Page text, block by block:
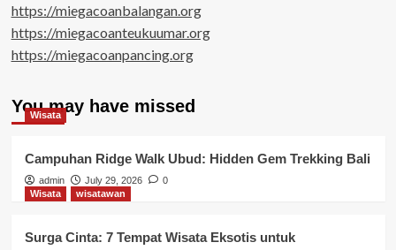
https://miegacoanbalangan.org
https://miegacoanteukuumar.org
https://miegacoanpancing.org
You may have missed
Wisata
Campuhan Ridge Walk Ubud: Hidden Gem Trekking Bali
admin July 29, 2026
0
Wisata
wisatawan
Surga Cinta: 7 Tempat Wisata Eksotis untuk